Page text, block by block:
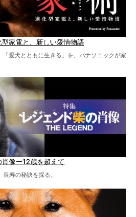
型家電と、新しい愛情物語
愛犬とともに生きる」を、パナソニックが家
肖像ー12歳を超えて
寿の秘訣を探る。